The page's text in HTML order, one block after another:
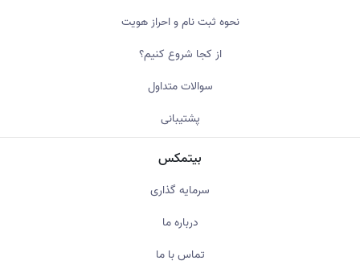
نحوه ثبت نام و احراز هویت
از کجا شروع کنیم؟
سوالات متداول
پشتیبانی
بیتمکس
سرمایه گذاری
درباره ما
تماس با ما